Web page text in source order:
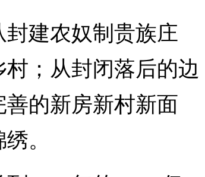
建农奴制贵族庄
；从封闭落后的边
的新房新村新面
。